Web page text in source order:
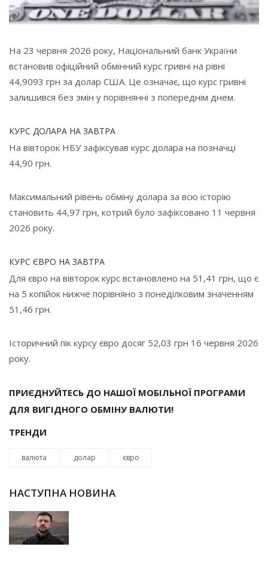
На 23 червня 2026 року, Національний банк України
встановив офіційний обмінний курс гривні на рівні
44,9093 грн за долар США. Це означає, що курс гривні
залишився без змін у порівнянні з попереднім днем.
КУРС ДОЛАРА НА ЗАВТРА
На вівторок НБУ зафіксував курс долара на позначці
44,90 грн.
Максимальний рівень обміну долара за всю історію
становить 44,97 грн, котрий було зафіксовано 11 червня
2026 року.
КУРС ЄВРО НА ЗАВТРА
Для євро на вівторок курс встановлено на 51,41 грн, що є
на 5 копійок нижче порівняно з понеділковим значенням
51,46 грн.
Історичний пік курсу євро досяг 52,03 грн 16 червня 2026
року.
ПРИЄДНУЙТЕСЬ ДО НАШОЇ МОБІЛЬНОЇ ПРОГРАМИ
ДЛЯ ВИГІДНОГО ОБМІНУ ВАЛЮТИ!
ТРЕНДИ
валюта долар євро
НАСТУПНА НОВИНА